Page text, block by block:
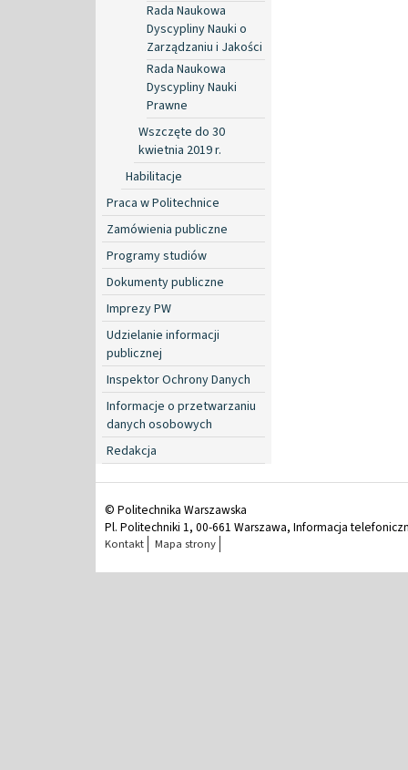
Rada Naukowa
Dyscypliny Nauki o
Zarządzaniu i Jakości
Rada Naukowa
Dyscypliny Nauki
Prawne
Wszczęte do 30
kwietnia 2019 r.
Habilitacje
Praca w Politechnice
Zamówienia publiczne
Programy studiów
Dokumenty publiczne
Imprezy PW
Udzielanie informacji
publicznej
Inspektor Ochrony Danych
Informacje o przetwarzaniu
danych osobowych
Redakcja
© Politechnika Warszawska
Pl. Politechniki 1, 00-661 Warszawa, Informacja
Kontakt Mapa strony